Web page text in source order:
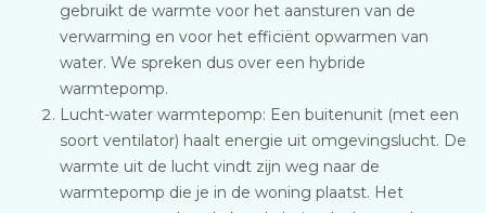
gebruikt de warmte voor het aansturen van de
verwarming en voor het efficiënt opwarmen van
water. We spreken dus over een hybride
warmtepomp.
Lucht-water warmtepomp: Een buitenunit (met een
soort ventilator) haalt energie uit omgevingslucht. De
warmte uit de lucht vindt zijn weg naar de
warmtepomp die je in de woning plaatst. Het